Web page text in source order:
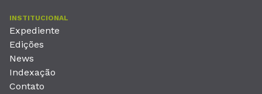
INSTITUCIONAL
Expediente
Edições
News
Indexação
Contato